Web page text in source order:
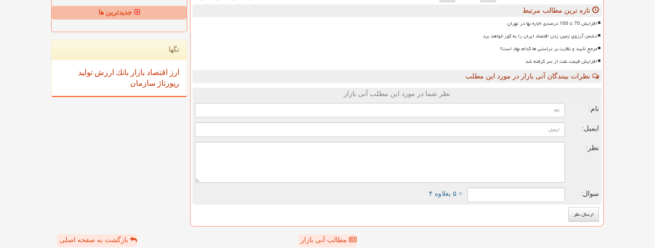
تازه ترین مطالب مرتبط
افزایش 70 تا 100 درصدی اجاره بها در تهران
دشمن آرزوی زمین زدن اقتصاد ایران را به گور خواهد برد
مرجع تأیید و نظارت بر تراستی ها کدام نهاد است؟
افزایش قیمت نفت از سر گرفته شد
نظرات بینندگان آنی بازار در مورد این مطلب
نظر شما در مورد این مطلب آنی بازار
نام:
ایمیل:
نظر:
سوال: = ۵ بعلاوه ۴
جدیدترین ها
تگها
ارز اقتصاد بازار بانك ارزش تولید
رپورتاژ سازمان
مطالب آنی بازار بازگشت به صفحه اصلی